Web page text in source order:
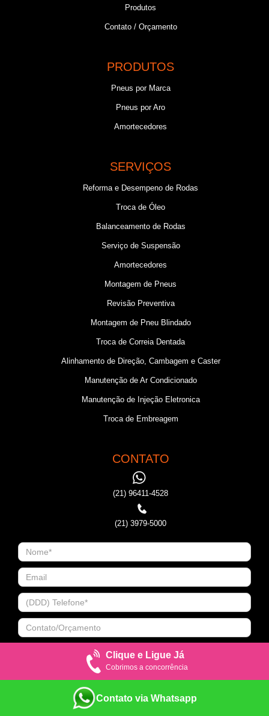
Produtos
Contato / Orçamento
PRODUTOS
Pneus por Marca
Pneus por Aro
Amortecedores
SERVIÇOS
Reforma e Desempeno de Rodas
Troca de Óleo
Balanceamento de Rodas
Serviço de Suspensão
Amortecedores
Montagem de Pneus
Revisão Preventiva
Montagem de Pneu Blindado
Troca de Correia Dentada
Alinhamento de Direção, Cambagem e Caster
Manutenção de Ar Condicionado
Manutenção de Injeção Eletronica
Troca de Embreagem
CONTATO
(21) 96411-4528
(21) 3979-5000
Clique e Ligue Já
Cobrimos a concorrência
Contato via Whatsapp